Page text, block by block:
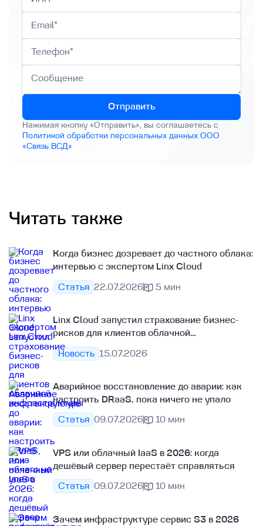
Отправить
Нажимая кнопку «Отправить», вы соглашаетесь с
Политикой обработки персональных данных ООО
«Связь ВСД»
Читать также
Когда бизнес дозревает до частного облака:
интервью с экспертом Linx Cloud
Статья 22.07.2026 5 мин
Linx Cloud запустил страхование бизнес-
рисков для клиентов облачной
инфраструктуры
Новость 15.07.2026
Аварийное восстановление до аварии: как
настроить DRaaS, пока ничего не упало
Статья 09.07.2026 10 мин
VPS или облачный IaaS в 2026: когда
дешёвый сервер перестаёт справляться
Статья 09.07.2026 10 мин
Зачем инфраструктуре сервис S3 в 2026